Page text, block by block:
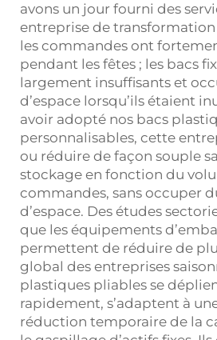
avons un jour fourni des
entreprise de
les commandes ont
pendant les fêtes ; les bacs
largement insuffisants et
d’espace lorsqu’ils étaient
avoir adopté nos bacs
personnalisables, cette
ou réduire de façon souple
stockage en fonction du
commandes, sans occuper
d’espace. Des études
que les équipements
permettent de réduire de
global des entreprises
plastiques pliables se
rapidement, s’adaptent à
réduction temporaire de la